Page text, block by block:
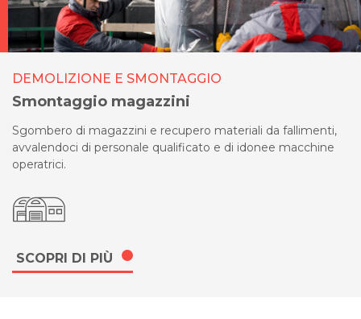
DEMOLIZIONE E SMONTAGGIO
Smontaggio magazzini
Sgombero di magazzini e recupero materiali da fallimenti,
avvalendoci di personale qualificato e di idonee macchine
operatrici.
SCOPRI DI PIÙ